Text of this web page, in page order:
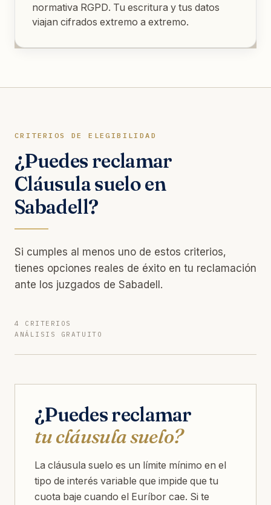
normativa RGPD. Tu escritura y tus datos
viajan cifrados extremo a extremo.
CRITERIOS DE ELEGIBILIDAD
¿Puedes reclamar
Cláusula suelo en
Sabadell?
Si cumples al menos uno de estos criterios,
tienes opciones reales de éxito en tu reclamación
ante los juzgados de Sabadell.
4 CRITERIOS
ANÁLISIS GRATUITO
¿Puedes reclamar
tu cláusula suelo?
La cláusula suelo es un límite mínimo en el
tipo de interés variable que impide que tu
cuota baje cuando el Euríbor cae. Si te